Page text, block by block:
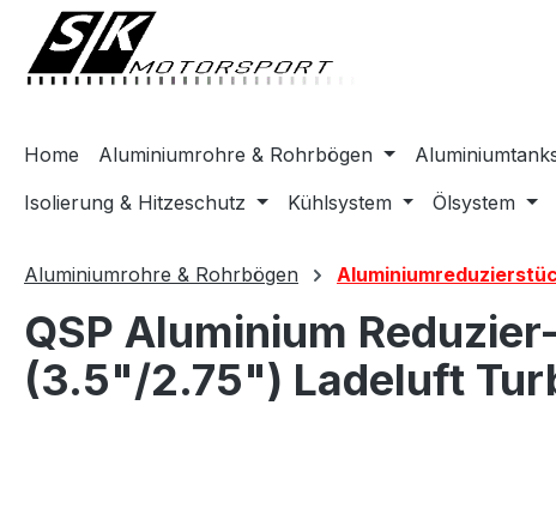
Zur Hauptnavigation springen
Home Aluminiumrohre & Rohrbögen
Isolierung & Hitzeschutz
Kühlsystem Ölsystem
Aluminiumrohre & Rohrbögen
QSP Aluminium
(3.5"/2.75") Ladeluft